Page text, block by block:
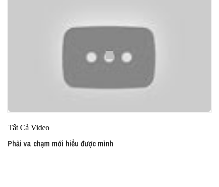
Tất Cả Video
Phải va chạm mới hiểu được mình